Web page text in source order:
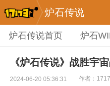
炉石传说
炉石传说首页 炉石
《炉石传说》战胜宇
2024-06-20 05:36:31 作者：